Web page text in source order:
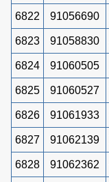
6822 91056690
6823 91058830
6824 91060505
6825 91060527
6826 91061933
6827 91062139
6828 91062362